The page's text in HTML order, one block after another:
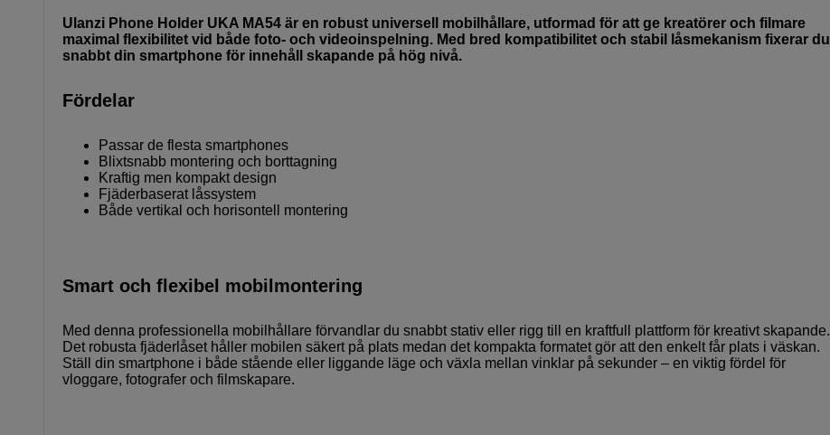
Ulanzi Phone Holder UKA MA54 är en robust universell mobilhållare, utformad för att ge kreatörer och filmare
maximal flexibilitet vid både foto- och videoinspelning. Med bred kompatibilitet och stabil låsmekanism fixerar du
snabbt din smartphone för innehåll skapande på hög nivå.
Fördelar
Passar de flesta smartphones
Blixtsnabb montering och borttagning
Kraftig men kompakt design
Fjäderbaserat låssystem
Både vertikal och horisontell montering
Smart och flexibel mobilmontering
Med denna professionella mobilhållare förvandlar du snabbt stativ eller rigg till en kraftfull plattform för kreativt skapande.
Det robusta fjäderlåset håller mobilen säkert på plats medan det kompakta formatet gör att den enkelt får plats i väskan.
Ställ din smartphone i både stående eller liggande läge och växla mellan vinklar på sekunder – en viktig fördel för
vloggare, fotografer och filmskapare.